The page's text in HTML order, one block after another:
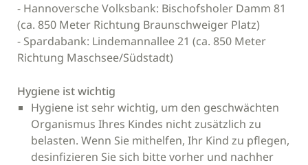
- Hannoversche Volksbank: Bischofsholer Damm 81
(ca. 850 Meter Richtung Braunschweiger Platz)
- Spardabank: Lindemannallee 21 (ca. 850 Meter
Richtung Maschsee/Südstadt)
Hygiene ist wichtig
Hygiene ist sehr wichtig, um den geschwächten
Organismus Ihres Kindes nicht zusätzlich zu
belasten. Wenn Sie mithelfen, Ihr Kind zu pflegen,
desinfizieren Sie sich bitte vorher und nachher